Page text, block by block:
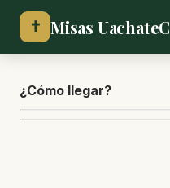
✝ Misas UachateC
¿Cómo llegar?